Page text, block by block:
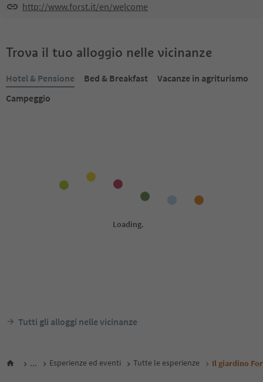
http://www.forst.it/en/welcome
Trova il tuo alloggio nelle vicinanze
Hotel & Pensione Bed & Breakfast
Vacanze in agriturismo
Campeggio
Tutti gli alloggi nelle vicinanze
... Esperienze ed eventi Tutte le esperienze Il giardino